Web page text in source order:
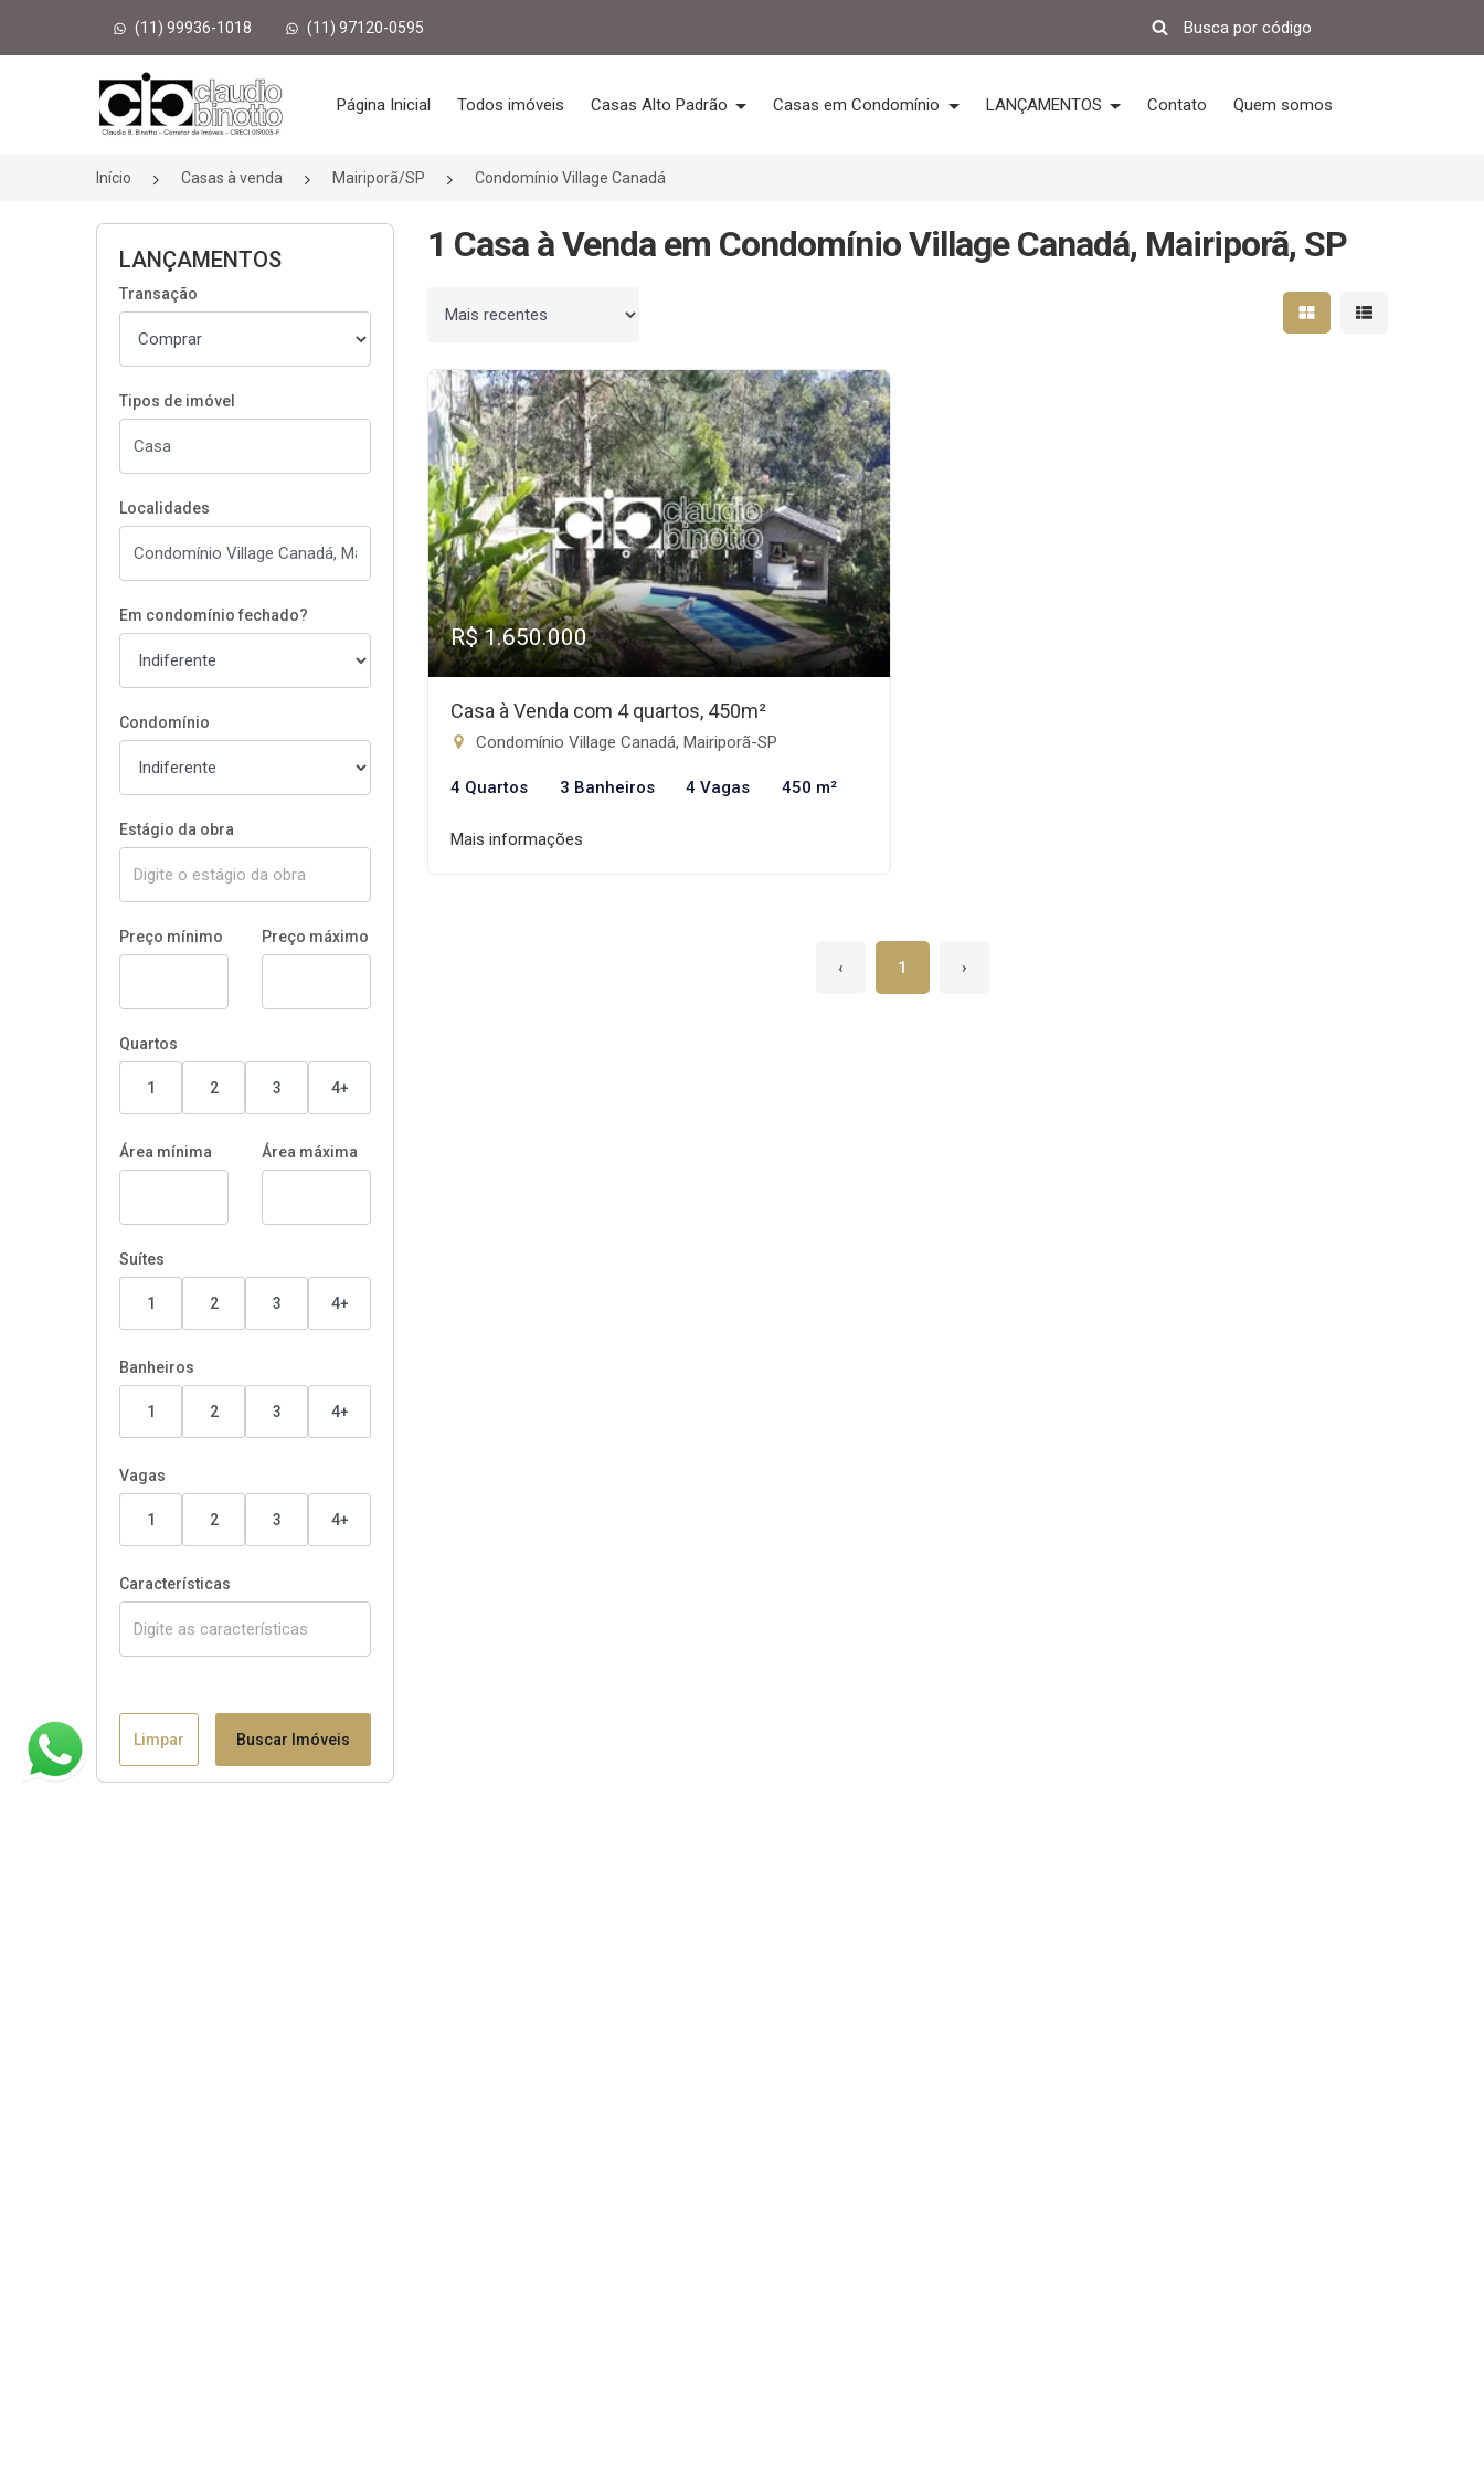
(11) 99936-1018 (11) 97120-0595
Página inicial
Página Inicial Todos imóveis Casas Alto Padrão Casas em Condomínio LANÇAMENTOS Contato Quem somos
Início Casas à venda Mairiporã/SP Condomínio Village Canadá
LANÇAMENTOS
Transação
Tipos de imóvel
Localidades
Em condomínio fechado?
Condomínio
Estágio da obra
Preço mínimo Preço máximo
Quartos
1 2 3 4+
Área mínima Área máxima
Suítes
1 2 3 4+
Banheiros
1 2 3 4+
Vagas
1 2 3 4+
Características
Limpar Buscar Imóveis
1 Casa à Venda em Condomínio Village Canadá, Mairiporã, SP
Ordenar por Mostrar resultados em
Mostrar
R$ 1.650.000
Casa à Venda com 4 quartos, 450m²
Condomínio Village Canadá, Mairiporã-SP
4 Quartos 3 Banheiros 4 Vagas 450 m²
Mais informações
‹ 1 ›